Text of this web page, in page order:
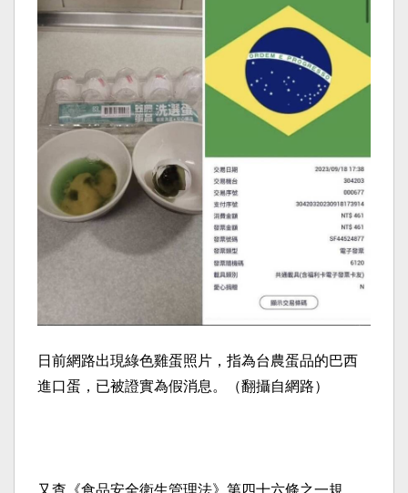
日前網路出現綠色雞蛋照片，指為台農蛋品的巴西
進口蛋，已被證實為假消息。（翻攝自網路）